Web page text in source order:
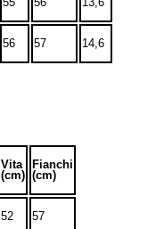
56 57 14,6
Vita
(cm)
Fianchi
(cm)
52 57